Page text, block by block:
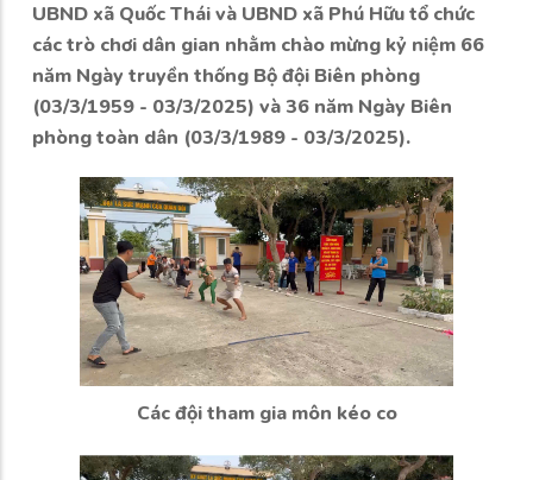
UBND xã Quốc Thái và UBND xã Phú Hữu tổ chức
các trò chơi dân gian nhằm chào mừng kỷ niệm 66
năm Ngày truyền thống Bộ đội Biên phòng
(03/3/1959 - 03/3/2025) và 36 năm Ngày Biên
phòng toàn dân (03/3/1989 - 03/3/2025).
Các đội tham gia môn kéo co